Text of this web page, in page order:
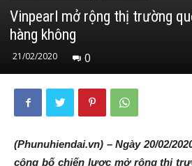
Vinpearl mở rộng thị trường
hàng không
21/02/2020 0
(Phunuhiendai.vn) – Ngày 20/02/
công bố chiến lược mở rộng thị